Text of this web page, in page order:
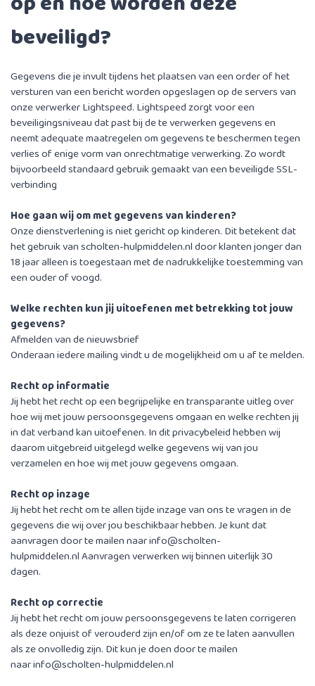
beveiligd?
Gegevens die je invult tijdens het plaatsen van een order of het
versturen van een bericht worden opgeslagen op de servers van
onze verwerker Lightspeed. Lightspeed zorgt voor een
beveiligingsniveau dat past bij de te verwerken gegevens en
neemt adequate maatregelen om gegevens te beschermen tegen
verlies of enige vorm van onrechtmatige verwerking. Zo wordt
bijvoorbeeld standaard gebruik gemaakt van een beveiligde SSL-
verbinding
Hoe gaan wij om met gegevens van kinderen?
Onze dienstverlening is niet gericht op kinderen. Dit betekent dat
het gebruik van scholten-hulpmiddelen.nl door klanten jonger dan
18 jaar alleen is toegestaan met de nadrukkelijke toestemming van
een ouder of voogd.
Welke rechten kun jij uitoefenen met betrekking tot jouw
gegevens?
Afmelden van de nieuwsbrief
Onderaan iedere mailing vindt u de mogelijkheid om u af te melden.
Recht op informatie
Jij hebt het recht op een begrijpelijke en transparante uitleg over
hoe wij met jouw persoonsgegevens omgaan en welke rechten jij
in dat verband kan uitoefenen. In dit privacybeleid hebben wij
daarom uitgebreid uitgelegd welke gegevens wij van jou
verzamelen en hoe wij met jouw gegevens omgaan.
Recht op inzage
Jij hebt het recht om te allen tijde inzage van ons te vragen in de
gegevens die wij over jou beschikbaar hebben. Je kunt dat
aanvragen door te mailen naarinfo@scholten-
hulpmiddelen.nlAanvragen verwerken wij binnen uiterlijk 30
dagen.
Recht op correctie
Jij hebt het recht om jouw persoonsgegevens te laten corrigeren
als deze onjuist of verouderd zijn en/of om ze te laten aanvullen
als ze onvolledig zijn. Dit kun je doen door te mailen
naarinfo@scholten-hulpmiddelen.nl